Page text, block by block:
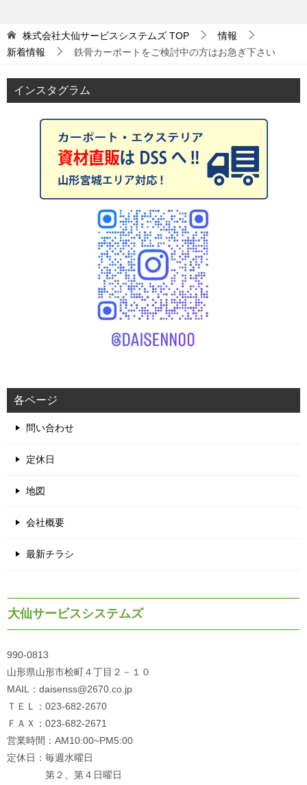
株式会社大仙サービスシステムズ TOP
情報
新着情報
鉄骨カーポートをご検討中の方はお急ぎ下さい
インスタグラム
各ページ
問い合わせ
定休日
地図
会社概要
最新チラシ
大仙サービスシステムズ
990-0813
山形県山形市桧町４丁目２－１０
MAIL：daisenss@2670.co.jp
ＴＥＬ：023-682-2670
ＦＡＸ：023-682-2671
営業時間：AM10:00~PM5:00
定休日：毎週水曜日
第２、第４日曜日